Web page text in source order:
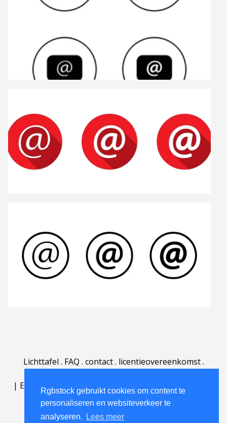
Rgbstock gebruikt cookies om content te
personaliseren en websiteverkeer te
analyseren.
Lees meer
Lichttafel . FAQ . contact. licentieovereenkomst.
| English | Deutsch Español | Português
Nederlands|